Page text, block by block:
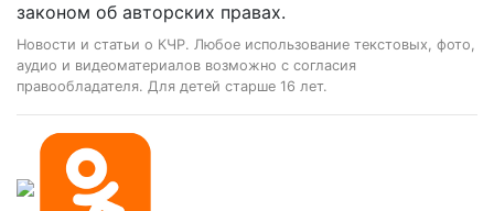
законом об авторских правах.
Новости и статьи о КЧР. Любое использование текстовых, фото,
аудио и видеоматериалов возможно с согласия
правообладателя. Для детей старше 16 лет.